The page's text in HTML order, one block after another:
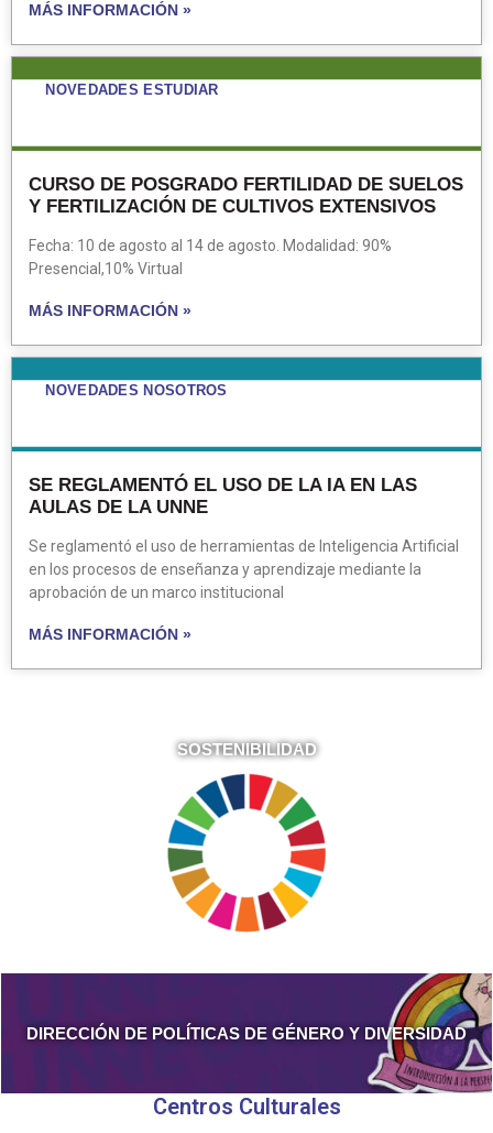
MÁS INFORMACIÓN »
NOVEDADES ESTUDIAR
CURSO DE POSGRADO FERTILIDAD DE SUELOS
Y FERTILIZACIÓN DE CULTIVOS EXTENSIVOS
Fecha: 10 de agosto al 14 de agosto. Modalidad: 90%
Presencial,10% Virtual
MÁS INFORMACIÓN »
NOVEDADES NOSOTROS
SE REGLAMENTÓ EL USO DE LA IA EN LAS
AULAS DE LA UNNE
Se reglamentó el uso de herramientas de Inteligencia Artificial
en los procesos de enseñanza y aprendizaje mediante la
aprobación de un marco institucional
MÁS INFORMACIÓN »
SOSTENIBILIDAD
DIRECCIÓN DE POLÍTICAS DE GÉNERO Y DIVERSIDAD
Centros Culturales